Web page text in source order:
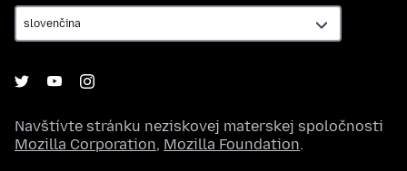
Navštívte stránku neziskovej materskej spoločnosti
Mozilla Corporation, Mozilla Foundation.